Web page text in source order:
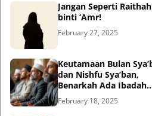
Jangan Seperti Raithah
binti ‘Amr!
February 27, 2025
Keutamaan Bulan
dan Nishfu Sya’ban,
Benarkah Ada Ibadah
Khusus?
February 18, 2025